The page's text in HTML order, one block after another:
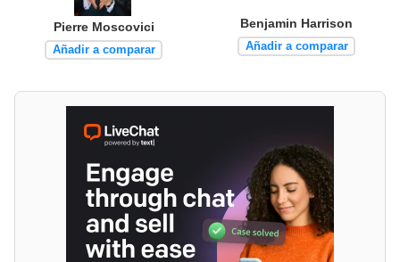
Pierre Moscovici
Añadir a comparar
Benjamin Harrison
Añadir a comparar